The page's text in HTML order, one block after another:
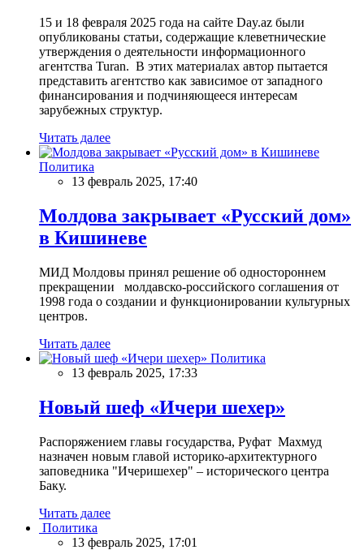
15 и 18 февраля 2025 года на сайте Day.az были
опубликованы статьи, содержащие клеветнические
утверждения о деятельности информационного
агентства Turan. В этих материалах автор пытается
представить агентство как зависимое от западного
финансирования и подчиняющееся интересам
зарубежных структур.
Читать далее
Политика
13 февраль 2025, 17:40
Молдова закрывает «Русский дом»
в Кишиневе
МИД Молдовы принял решение об одностороннем
прекращении молдавско-российского соглашения от
1998 года о создании и функционировании культурных
центров.
Читать далее
Политика
13 февраль 2025, 17:33
Новый шеф «Ичери шехер»
Распоряжением главы государства, Руфат Махмуд
назначен новым главой историко-архитектурного
заповедника "Ичеришехер" – исторического центра
Баку.
Читать далее
Политика
13 февраль 2025, 17:01